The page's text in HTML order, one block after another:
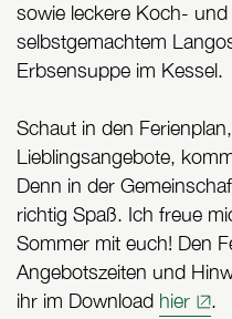
sowie leckere Koch-
selbstgemachtem
Erbsensuppe im Kessel.
Schaut in den
Lieblingsangebote,
Denn in der
richtig Spaß. Ich freue
Sommer mit euch! Den
Angebotszeiten und
ihr im Download hier .